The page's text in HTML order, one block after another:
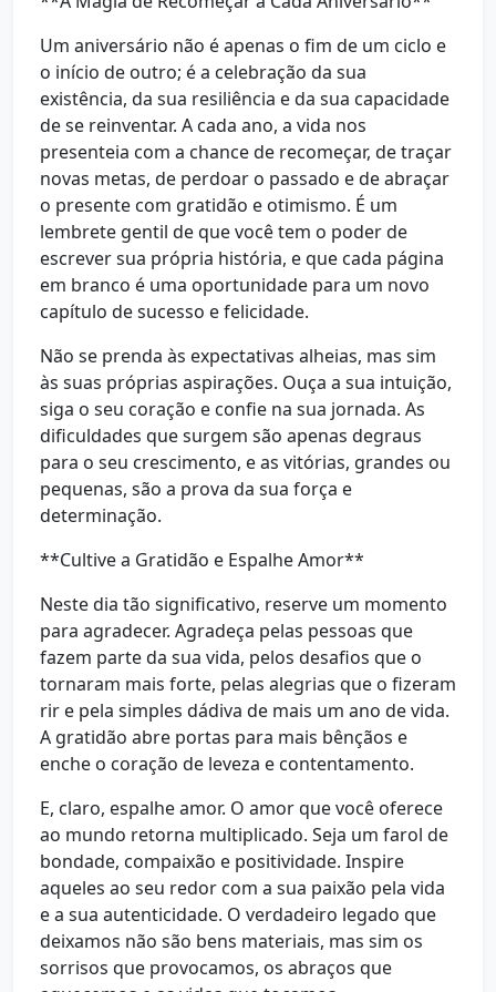
Um aniversário não é apenas o fim de um ciclo e
o início de outro; é a celebração da sua
existência, da sua resiliência e da sua capacidade
de se reinventar. A cada ano, a vida nos
presenteia com a chance de recomeçar, de traçar
novas metas, de perdoar o passado e de abraçar
o presente com gratidão e otimismo. É um
lembrete gentil de que você tem o poder de
escrever sua própria história, e que cada página
em branco é uma oportunidade para um novo
capítulo de sucesso e felicidade.
Não se prenda às expectativas alheias, mas sim
às suas próprias aspirações. Ouça a sua intuição,
siga o seu coração e confie na sua jornada. As
dificuldades que surgem são apenas degraus
para o seu crescimento, e as vitórias, grandes ou
pequenas, são a prova da sua força e
determinação.
**Cultive a Gratidão e Espalhe Amor**
Neste dia tão significativo, reserve um momento
para agradecer. Agradeça pelas pessoas que
fazem parte da sua vida, pelos desafios que o
tornaram mais forte, pelas alegrias que o fizeram
rir e pela simples dádiva de mais um ano de vida.
A gratidão abre portas para mais bênçãos e
enche o coração de leveza e contentamento.
E, claro, espalhe amor. O amor que você oferece
ao mundo retorna multiplicado. Seja um farol de
bondade, compaixão e positividade. Inspire
aqueles ao seu redor com a sua paixão pela vida
e a sua autenticidade. O verdadeiro legado que
deixamos não são bens materiais, mas sim os
sorrisos que provocamos, os abraços que